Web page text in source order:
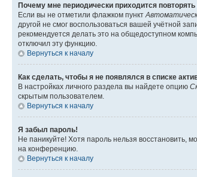
Почему мне периодически приходится
Если вы не отметили флажком пункт
другой не смог воспользоваться вашей учётной
рекомендуется делать это на общедоступном
отключил эту функцию.
Вернуться к началу
Как сделать, чтобы я не появлялся в списке
В настройках личного раздела вы найдете опцию
скрытым пользователем.
Вернуться к началу
Я забыл пароль!
Не паникуйте! Хотя пароль нельзя восстановить,
на конференцию.
Вернуться к началу